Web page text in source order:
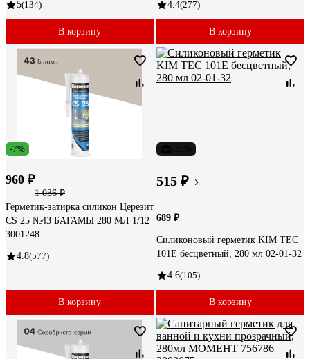
5(134)
В корзину
4.4(277)
В корзину
-7%
960 ₽
1 036 ₽
Герметик-затирка силикон Церезит
CS 25 №43 БАГАМЫ 280 МЛ 1/12
3001248
4.8(577)
В корзину
515 ₽
689 ₽
Силиконовый герметик KIM TEC
101Е бесцветный, 280 мл 02-01-32
4.6(105)
В корзину